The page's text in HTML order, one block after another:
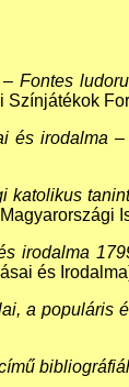
Fontes
és irodalma
katolikus
irodalma
és
a populáris